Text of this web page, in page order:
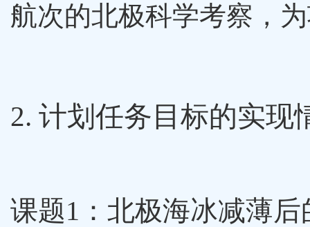
航次的北极科学考察，
2. 计划任务目标的实现
课题1：北极海冰减薄